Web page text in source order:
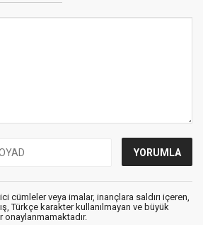
cümleler veya imalar, inançlara saldırı içeren,
Türkçe karakter kullanılmayan ve büyük
onaylanmamaktadır.